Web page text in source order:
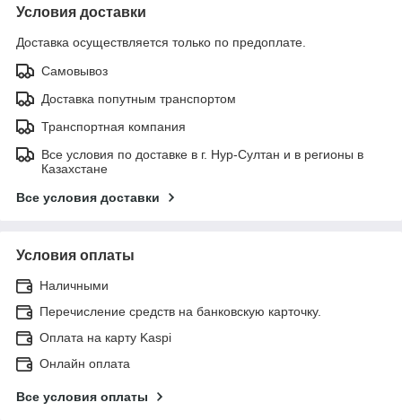
Условия доставки
Доставка осуществляется только по предоплате.
Самовывоз
Доставка попутным транспортом
Транспортная компания
Все условия по доставке в г. Нур-Султан и в регионы в
Казахстане
Все условия доставки
Условия оплаты
Наличными
Перечисление средств на банковскую карточку.
Оплата на карту Kaspi
Онлайн оплата
Все условия оплаты